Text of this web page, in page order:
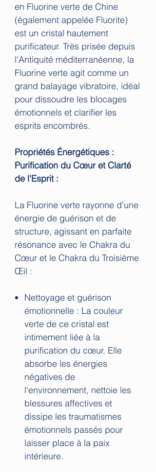
en Fluorine verte de Chine
(également appelée Fluorite)
est un cristal hautement
purificateur. Très prisée depuis
l'Antiquité méditerranéenne, la
Fluorine verte agit comme un
grand balayage vibratoire, idéal
pour dissoudre les blocages
émotionnels et clarifier les
esprits encombrés.
Propriétés Énergétiques :
Purification du Cœur et Clarté
de l'Esprit :
La Fluorine verte rayonne d'une
énergie de guérison et de
structure, agissant en parfaite
résonance avec le Chakra du
Cœur et le Chakra du Troisième
Œil :
Nettoyage et guérison
émotionnelle : La couleur
verte de ce cristal est
intimement liée à la
purification du cœur. Elle
absorbe les énergies
négatives de
l'environnement, nettoie les
blessures affectives et
dissipe les traumatismes
émotionnels passés pour
laisser place à la paix
intérieure.